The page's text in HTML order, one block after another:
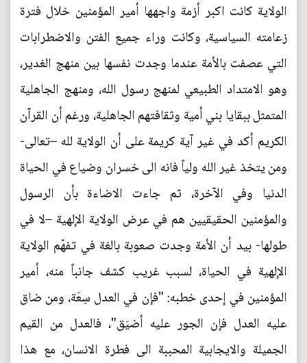
الولاية كانت اكبر أزمة واجهها أمير المؤمنين خلال فترة
زعامته السياسية، وكانت وراء جميع الفتن والاضطرابات
التي عصفت بالأمة عندما وجدت نفسها بين منهج الغدير،
وهو الامتداد الطبيعي لمنهج رسول الله، ومنهج الجاهلية
المتمثل ببقايا بني أمية وثقافتهم الجاهلية، ورغم أن القرآن
الكريم أكد في غير آية كريمة على أن الولاية لله –تعالى-
ومن يتخذ غير الله ولياً فانه الى خسران وضياع في الحياة
الدنيا وفي الآخرة، ثم جاءت الاضاءة بأن الرسول
والمؤمنين الحقيقيين هم في عرض الولاية الإلهية –لا في
طولها- بيد أن الأمة وجدت صعوبة بالغة في تفهّم الولاية
الإلهية في الحياة، لسبب غريب كشف جانباً منه، أمير
المؤمنين في إحدى خطبه: "فإن في العدل سِعَة، ومن ضاق
عليه العدل فإن الجور عليه أضيَق"، فالعدل من القيم
الجميلة والايجابية المحببة الى فطرة الانسان، مع هذا